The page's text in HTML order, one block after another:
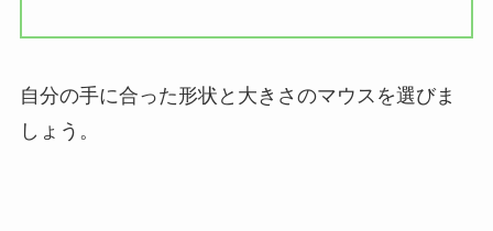
自分の手に合った形状と大きさのマウスを選びま
しょう。